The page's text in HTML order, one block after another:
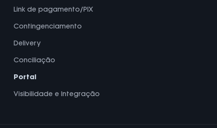
Link de pagamento/PIX
Contingenciamento
Delivery
Conciliação
Portal
Visibilidade e Integração